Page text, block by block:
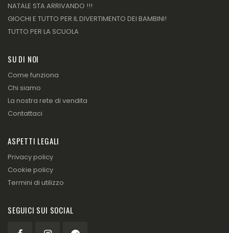
NATALE STA ARRIVANDO !!!
GIOCHI E TUTTO PER IL DIVERTIMENTO DEI BAMBINI!
TUTTO PER LA SCUOLA
SU DI NOI
Come funziona
Chi siamo
La nostra rete di vendita
Contattaci
ASPETTI LEGALI
Privacy policy
Cookie policy
Termini di utilizzo
SEGUICI SUI SOCIAL